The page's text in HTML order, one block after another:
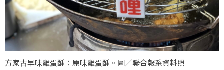
方家古早味雞蛋酥：原味雞蛋酥。圖／聯合報系資料照